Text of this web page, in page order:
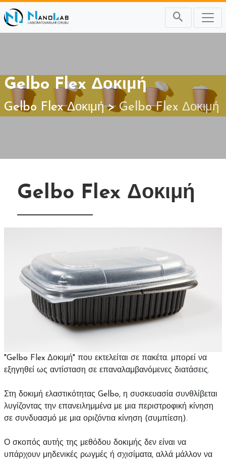
Gelbo Flex Δοκιμή
Gelbo Flex Δοκιμή Gelbo Flex Δοκιμή
Gelbo Flex Δοκιμή
"Gelbo Flex Δοκιμή" που εκτελείται σε πακέτα. μπορεί να
εξηγηθεί ως αντίσταση σε επαναλαμβανόμενες διατάσεις.
Στη δοκιμή ελαστικότητας Gelbo, η συσκευασία συνθλίβεται
λυγίζοντας την επανειλημμένα με μια περιστροφική κίνηση
σε συνδυασμό με μια οριζόντια κίνηση (συμπίεση).
Ο σκοπός αυτής της μεθόδου δοκιμής δεν είναι να
υπάρχουν μηδενικές ρωγμές ή σχισίματα, αλλά μάλλον να